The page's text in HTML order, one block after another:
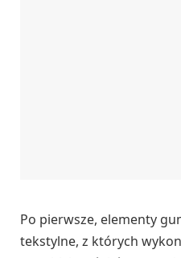
Po pierwsze, elementy
tekstylne, z których